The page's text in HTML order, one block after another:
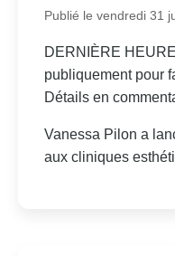
Publié le vendredi 31
DERNIÈRE
publiquement pour
Détails en
Vanessa Pilon a
aux cliniques